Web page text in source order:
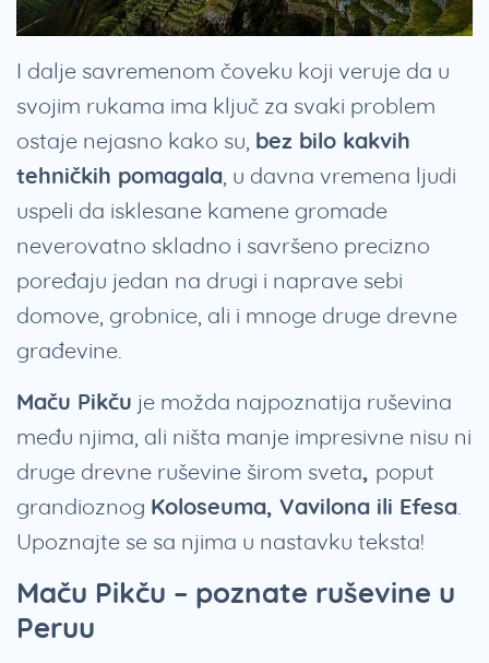
I dalje savremenom čoveku koji veruje da u
svojim rukama ima ključ za svaki problem
ostaje nejasno kako su, bez bilo kakvih
tehničkih pomagala , u davna vremena ljudi
uspeli da isklesane kamene gromade
neverovatno skladno i savršeno precizno
poređaju jedan na drugi i naprave sebi
domove, grobnice, ali i mnoge druge drevne
građevine.
Maču Pikču je možda najpoznatija ruševina
među njima, ali ništa manje impresivne nisu ni
druge drevne ruševine širom sveta, poput
grandioznog Koloseuma, Vavilona ili Efesa
Upoznajte se sa njima u nastavku teksta!
Maču Pikču – poznate ruševine u
Peruu